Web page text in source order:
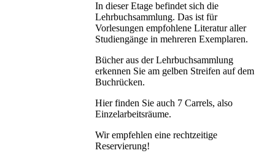
In dieser Etage befindet sich die
Lehrbuchsammlung. Das ist für
Vorlesungen empfohlene Literatur aller
Studiengänge in mehreren Exemplaren.
Bücher aus der Lehrbuchsammlung
erkennen Sie am gelben Streifen auf dem
Buchrücken.
Hier finden Sie auch 7 Carrels, also
Einzelarbeitsräume.
Wir empfehlen eine rechtzeitige
Reservierung!